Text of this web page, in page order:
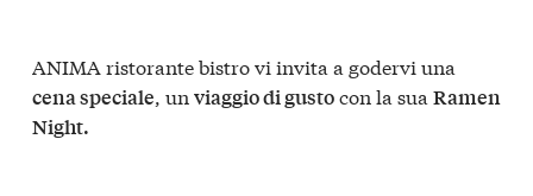
ANIMA ristorante bistro vi invita a godervi una
cena speciale, un viaggio di gustocon la sua Ramen
Night.